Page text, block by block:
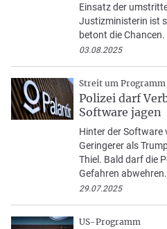
Einsatz der
Justizministerin ist
betont die Chancen.
03.08.2025
Streit um Programm
Polizei darf
Software jagen
Hinter der Software
Geringerer als
Thiel. Bald darf die
Gefahren
29.07.2025
US-Programm